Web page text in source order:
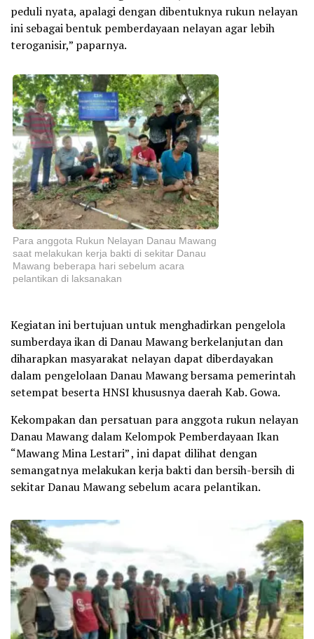
peduli nyata, apalagi dengan dibentuknya rukun nelayan
ini sebagai bentuk pemberdayaan nelayan agar lebih
teroganisir,” paparnya.
Para anggota Rukun Nelayan Danau Mawang
saat melakukan kerja bakti di sekitar Danau
Mawang beberapa hari sebelum acara
pelantikan di laksanakan
Kegiatan ini bertujuan untuk menghadirkan pengelola
sumberdaya ikan di Danau Mawang berkelanjutan dan
diharapkan masyarakat nelayan dapat diberdayakan
dalam pengelolaan Danau Mawang bersama pemerintah
setempat beserta HNSI khususnya daerah Kab. Gowa.
Kekompakan dan persatuan para anggota rukun nelayan
Danau Mawang dalam Kelompok Pemberdayaan Ikan
“Mawang Mina Lestari” , ini dapat dilihat dengan
semangatnya melakukan kerja bakti dan bersih-bersih di
sekitar Danau Mawang sebelum acara pelantikan.